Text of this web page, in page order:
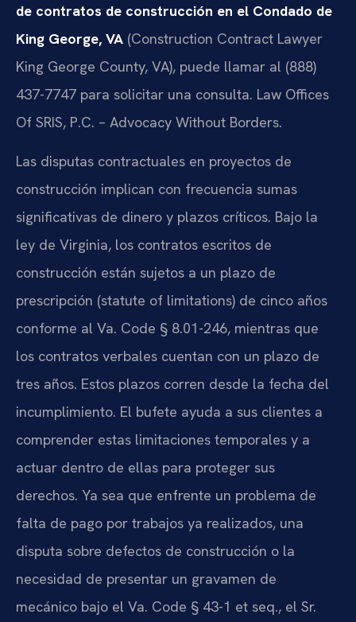
de contratos de construcción en el Condado de
King George, VA (Construction Contract Lawyer
King George County, VA), puede llamar al (888)
437-7747 para solicitar una consulta. Law Offices
Of SRIS, P.C. – Advocacy Without Borders.
Las disputas contractuales en proyectos de
construcción implican con frecuencia sumas
significativas de dinero y plazos críticos. Bajo la
ley de Virginia, los contratos escritos de
construcción están sujetos a un plazo de
prescripción (statute of limitations) de cinco años
conforme al Va. Code § 8.01-246, mientras que
los contratos verbales cuentan con un plazo de
tres años. Estos plazos corren desde la fecha del
incumplimiento. El bufete ayuda a sus clientes a
comprender estas limitaciones temporales y a
actuar dentro de ellas para proteger sus
derechos. Ya sea que enfrente un problema de
falta de pago por trabajos ya realizados, una
disputa sobre defectos de construcción o la
necesidad de presentar un gravamen de
mecánico bajo el Va. Code § 43-1 et seq., el Sr.